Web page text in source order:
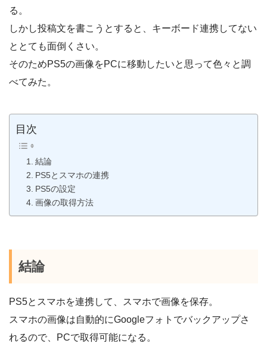
る。
しかし投稿文を書こうとすると、キーボード連携してない
ととても面倒くさい。
そのためPS5の画像をPCに移動したいと思って色々と調
べてみた。
目次
結論
PS5とスマホの連携
PS5の設定
画像の取得方法
結論
PS5とスマホを連携して、スマホで画像を保存。
スマホの画像は自動的にGoogleフォトでバックアップさ
れるので、PCで取得可能になる。